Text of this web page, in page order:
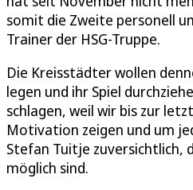
somit die Zweite personell
Trainer der HSG-Truppe.
Die Kreisstädter wollen
legen und ihr Spiel
schlagen, weil wir bis zur
Motivation zeigen und um
Stefan Tuitje zuversichtlich,
möglich sind.